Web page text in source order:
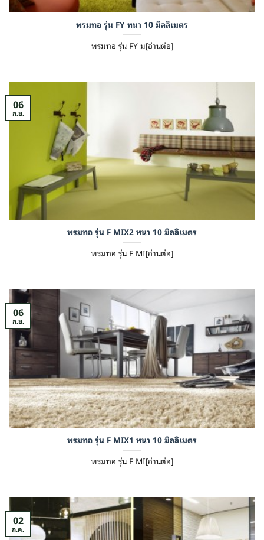
พรมทอ รุ่น FY หนา 10 มิลลิเมตร
พรมทอ รุ่น FY ม[อ่านต่อ]
พรมทอ รุ่น F MIX2 หนา 10 มิลลิเมตร
พรมทอ รุ่น F MI[อ่านต่อ]
06
ก.ย.
พรมทอ รุ่น F MIX1 หนา 10 มิลลิเมตร
พรมทอ รุ่น F MI[อ่านต่อ]
06
ก.ย.
02
ก.ค.